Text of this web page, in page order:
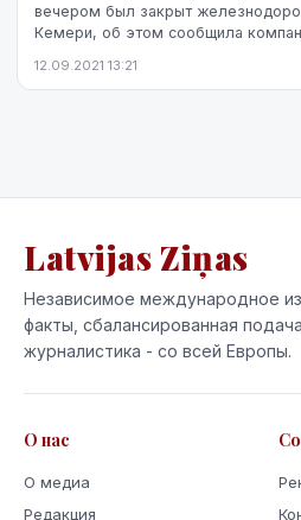
вечером был закрыт
Кемери, об этом сообщила
12.09.2021 13:21
Latvijas Ziņas
Независимое международное
факты, сбалансированная
журналистика - со всей Европы.
О нас
О медиа
Редакция